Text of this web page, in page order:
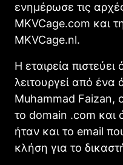
ενημέρωσε τις
ΜKVCage.com και
ΜKVCage.nl.
Η εταιρεία πιστεύει
λειτουργεί από ένα
Muhammad Faizan,
το domain .com και
ήταν και το email
κλήση για το